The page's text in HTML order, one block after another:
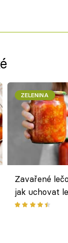
ZELENINA
Zavařené
jak uchovat